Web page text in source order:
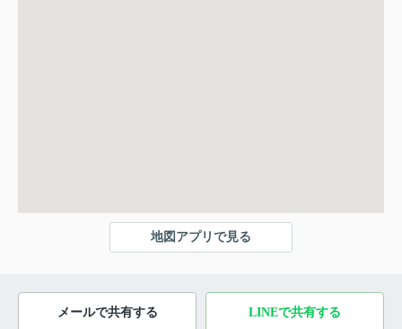
地図アプリで見る
メールで共有する LINEで共有する